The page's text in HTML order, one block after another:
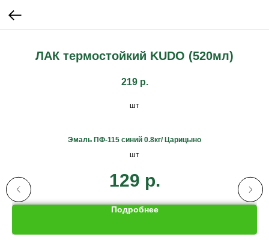
ЛАК термостойкий KUDO (520мл)
219 р.
шт
Эмаль ПФ-115 синий 0.8кг/ Царицыно
шт
129 р.
Подробнее